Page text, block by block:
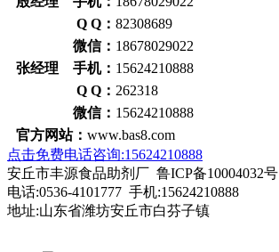
Q Q： 82308689
微信： 18678029022
张经理 手机： 15624210888
Q Q： 262318
微信： 15624210888
官方网站： www.bas8.com
点击免费电话咨询:15624210888
安丘市丰源食品助剂厂 鲁ICP备10004032号
电话:0536-4101777 手机:15624210888
地址:山东省潍坊安丘市白芬子镇